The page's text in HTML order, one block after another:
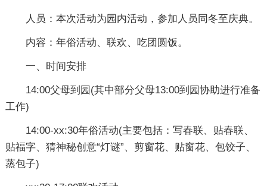
人员：本次活动为园内活动，参加人员同冬至庆典。
内容：年俗活动、联欢、吃团圆饭。
一、时间安排
14:00父母到园(其中部分父母13:00到园协助进行准备
工作)
14:00-xx:30年俗活动(主要包括：写春联、贴春联、
贴福字、猜神秘创意“灯谜”、剪窗花、贴窗花、包饺子、
蒸包子)